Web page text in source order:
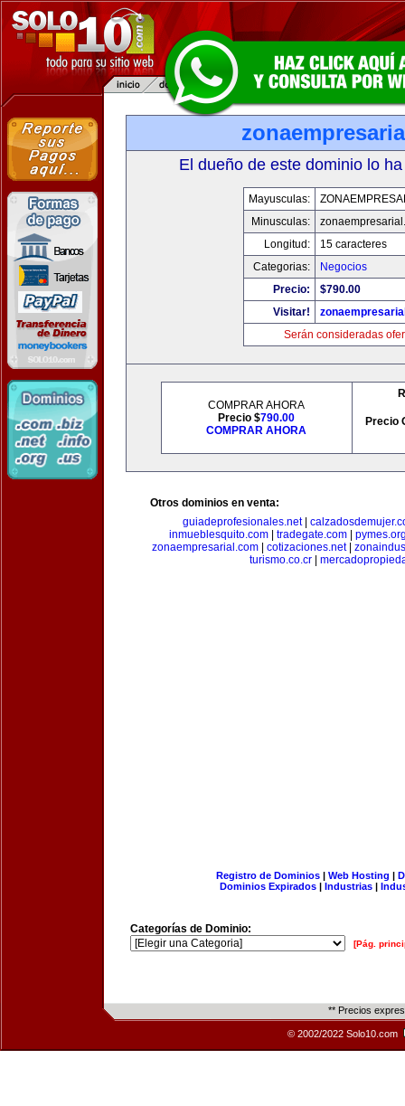
El dueño de este dominio lo
Mayusculas:
Minusculas:
Longitud:
15 caracteres
Categorias:
Negocios
Precio:
$790.00
Visitar!
Serán consideradas
COMPRAR AHORA
Precio $790.00
COMPRAR AHORA
Precio
Otros dominios en venta:
guiadeprofesionales.net|
inmueblesquito.com
tradegate.com
zonaempresarial.com| cotizaciones.net|
turismo.co.cr|
Registro de Dominios| Web Hosting |
Dominios Expirados | Industrias |
Categorías de Dominio:
[Pág.
** Precios
© 2002/2022 Solo10.com